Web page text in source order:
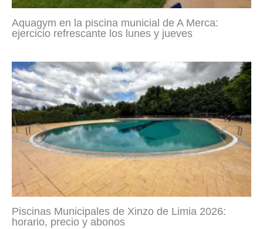
Aquagym en la piscina municial de A Merca:
ejercicio refrescante los lunes y jueves
Piscinas Municipales de Xinzo de Limia 2026:
horario, precio y abonos